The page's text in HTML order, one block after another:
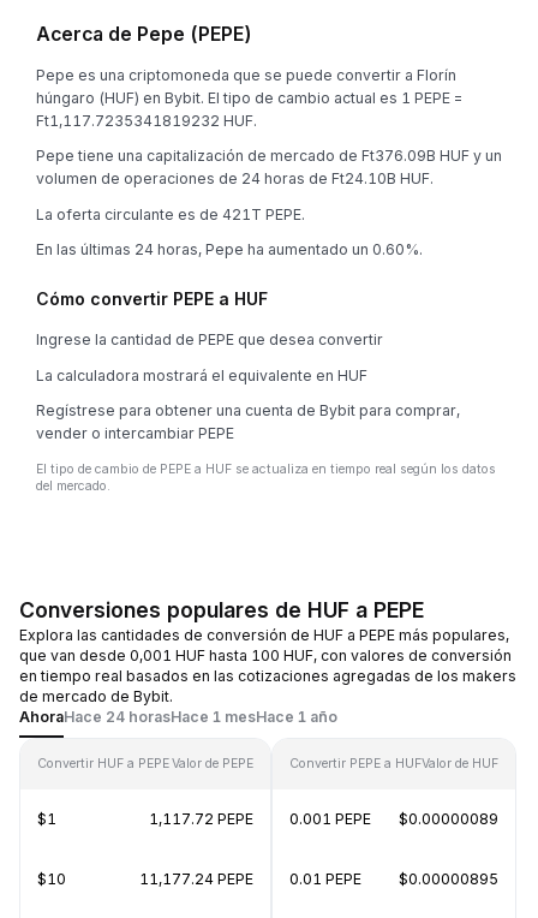
Acerca de Pepe (PEPE)
Pepe es una criptomoneda que se puede convertir a Florín
húngaro (HUF) en Bybit. El tipo de cambio actual es 1 PEPE =
Ft1,117.7235341819232 HUF.
Pepe tiene una capitalización de mercado de Ft376.09B HUF y un
volumen de operaciones de 24 horas de Ft24.10B HUF.
La oferta circulante es de 421T PEPE.
En las últimas 24 horas, Pepe ha aumentado un 0.60%.
Cómo convertir PEPE a HUF
Ingrese la cantidad de PEPE que desea convertir
La calculadora mostrará el equivalente en HUF
Regístrese para obtener una cuenta de Bybit para comprar,
vender o intercambiar PEPE
El tipo de cambio de PEPE a HUF se actualiza en tiempo real según los datos
del mercado.
Conversiones populares de HUF a PEPE
Explora las cantidades de conversión de HUF a PEPE más populares,
que van desde 0,001 HUF hasta 100 HUF, con valores de conversión
en tiempo real basados en las cotizaciones agregadas de los makers
de mercado de Bybit.
AhoraHace 24 horasHace 1 mesHace 1 año
Convertir HUF a PEPEValor de PEPE
$1 1,117.72 PEPE
$10 11,177.24 PEPE
Convertir PEPE a HUFValor de HUF
0.001 PEPE $0.00000089
0.01 PEPE $0.00000895